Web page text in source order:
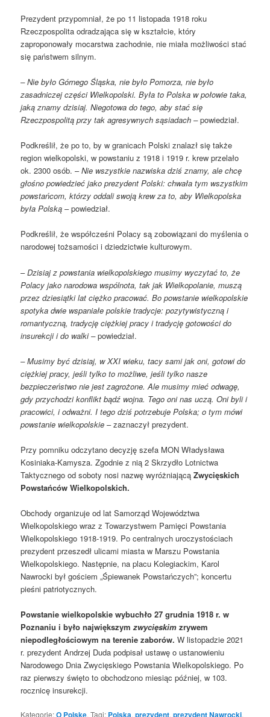
Prezydent przypomniał, że po 11 listopada 1918 roku
Rzeczpospolita odradzająca się w kształcie, który
zaproponowały mocarstwa zachodnie, nie miała możliwości stać
się państwem silnym.
– Nie było Górnego Śląska, nie było Pomorza, nie było
zasadniczej części Wielkopolski. Była to Polska w połowie taka,
jaką znamy dzisiaj. Niegotowa do tego, aby stać się
Rzeczpospolitą przy tak agresywnych sąsiadach –powiedział.
Podkreślił, że po to, by w granicach Polski znalazł się także
region wielkopolski, w powstaniu z 1918 i 1919 r. krew przelało
ok. 2300 osób. –Nie wszystkie nazwiska dziś znamy, ale chcę
głośno powiedzieć jako prezydent Polski: chwała tym wszystkim
powstańcom, którzy oddali swoją krew za to, aby Wielkopolska
była Polską – powiedział.
Podkreślił, że współcześni Polacy są zobowiązani do myślenia o
narodowej tożsamości i dziedzictwie kulturowym.
–Dzisiaj z powstania wielkopolskiego musimy wyczytać to, że
Polacy jako narodowa wspólnota, tak jak Wielkopolanie, muszą
przez dziesiątki lat ciężko pracować. Bo powstanie wielkopolskie
spotyka dwie wspaniałe polskie tradycje: pozytywistyczną i
romantyczną, tradycję ciężkiej pracy i tradycję gotowości do
insurekcji i do walki –powiedział.
– Musimy być dzisiaj, w XXI wieku, tacy sami jak oni, gotowi do
ciężkiej pracy, jeśli tylko to możliwe, jeśli tylko nasze
bezpieczeństwo nie jest zagrożone. Ale musimy mieć odwagę,
gdy przychodzi konflikt bądź wojna. Tego oni nas uczą. Oni byli i
pracowici, i odważni. I tego dziś potrzebuje Polska; o tym mówi
powstanie wielkopolskie – zaznaczył prezydent.
Przy pomniku odczytano decyzję szefa MON Władysława
Kosiniaka-Kamysza. Zgodnie z nią 2 Skrzydło Lotnictwa
Taktycznego od soboty nosi nazwę wyróżniającąZwycięskich
Powstańców Wielkopolskich.
Obchody organizuje od lat Samorząd Województwa
Wielkopolskiego wraz z Towarzystwem Pamięci Powstania
Wielkopolskiego 1918-1919. Po centralnych uroczystościach
prezydent przeszedł ulicami miasta w Marszu Powstania
Wielkopolskiego. Następnie, na placu Kolegiackim, Karol
Nawrocki był gościem „Śpiewanek Powstańczych”; koncertu
pieśni patriotycznych.
Powstanie wielkopolskie wybuchło 27 grudnia 1918 r. w
Poznaniu i było największymzwycięskim zrywem
niepodległościowym na terenie zaborów.W listopadzie 2021
r. prezydent Andrzej Duda podpisał ustawę o ustanowieniu
Narodowego Dnia Zwycięskiego Powstania Wielkopolskiego. Po
raz pierwszy święto to obchodzono miesiąc później, w 103.
rocznicę insurekcji.
Kategorie:O Polskę. Tagi: Polska,prezydent,prezydent Nawrocki.